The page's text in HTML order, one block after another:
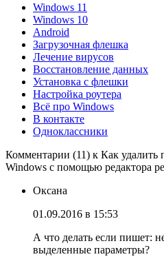
Windows 11
Windows 10
Android
Загрузочная флешка
Лечение вирусов
Восстановление данных
Установка с флешки
Настройка роутера
Всё про Windows
В контакте
Одноклассники
Комментарии (11) к Как удалить
Windows с помощью редактора
Оксана
01.09.2016 в 15:53
А что делать если пишет:
выделенные параметры?